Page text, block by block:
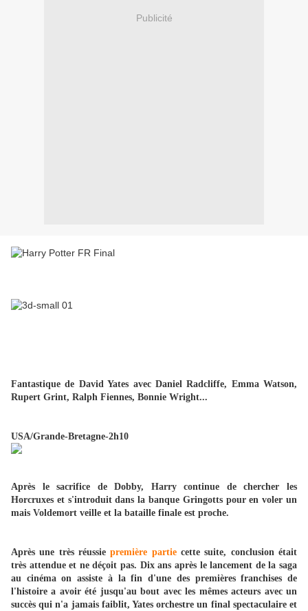
Publicité
Fantastique de David Yates avec Daniel Radcliffe, Emma Watson,
Rupert Grint, Ralph Fiennes, Bonnie Wright...
USA/Grande-Bretagne-2h10
Après le sacrifice de Dobby, Harry continue de chercher les
Horcruxes et s'introduit dans la banque Gringotts pour en voler un
mais Voldemort veille et la bataille finale est proche.
Après une très réussiepremière partiecette suite, conclusion était
très attendue et ne déçoit pas. Dix ans après le lancement de la saga
au cinéma on assiste à la fin d'une des premières franchises de
l'histoire a avoir été jusqu'au bout avec les mêmes acteurs avec un
succès qui n'a jamais faiblit, Yates orchestre un final spectaculaire et